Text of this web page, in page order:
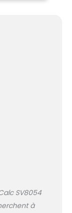
à la
:
anti-
SV8054
à